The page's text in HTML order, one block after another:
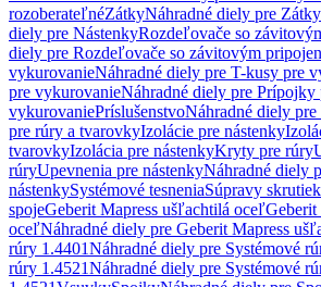
rozoberateľnéZátkyNáhradné diely pre Zátky
diely pre NástenkyRozdeľovače so
diely pre Rozdeľovače so závitovým
vykurovanieNáhradné diely pre T-kusy pre
pre vykurovanieNáhradné diely pre Prípojky
vykurovaniePríslušenstvoNáhradné diely pre
pre rúry a tvarovkyIzolácie pre nástenky
tvarovkyIzolácia pre nástenkyKryty pre rúry
rúryUpevnenia pre nástenkyNáhradné diely
nástenkySystémové tesneniaSúpravy
spojeGeberit Mapress ušľachtilá oceľGeberit
oceľNáhradné diely pre Geberit Mapress
rúry 1.4401Náhradné diely pre Systémové
rúry 1.4521Náhradné diely pre Systémové